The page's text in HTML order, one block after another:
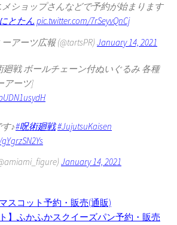
メショップさんなどで予約が始まります
とたん pic.twitter.com/7rSeyvQnCj
アーツ広報 (@tartsPR) January 14, 2021
廻戦 ボールチェーン付ぬいぐるみ 各種
アーツ]
♪#呪術廻戦#JujutsuKaisen
January 14, 2021
スコット予約・販売(通販)
】ふかふかスクイーズパン予約・販売